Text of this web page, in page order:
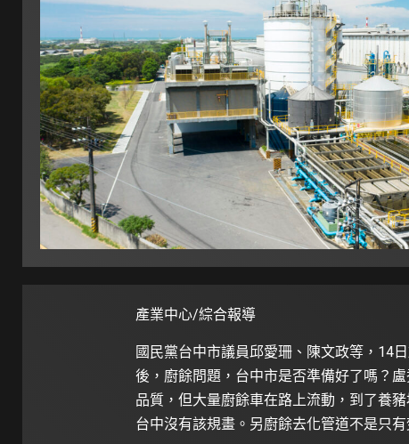
產業中心/綜合報導
國民黨台中市議員邱愛珊、陳文政等，14
後，廚餘問題，台中市是否準備好了嗎？
品質，但大量廚餘車在路上流動，到了養
台中沒有該規畫。另廚餘去化管道不是只